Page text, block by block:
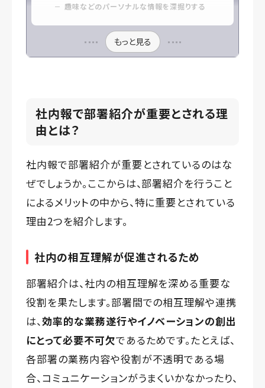
趣味などのパーソナルな情報を深掘りする
もっと見る
社内報で部署紹介が重要とされる理
由とは？
社内報で部署紹介が重要とされているのはな
ぜでしょうか。ここからは、部署紹介を行うこと
によるメリットの中から、特に重要とされている
理由2つを紹介します。
社内の相互理解が促進されるため
部署紹介は、社内の相互理解を深める重要な
役割を果たします。部署間での相互理解や連携
は、効率的な業務遂行やイノベーションの創出
にとって必要不可欠であるためです。たとえば、
各部署の業務内容や役割が不透明である場
合、コミュニケーションがうまくいかなかったり、